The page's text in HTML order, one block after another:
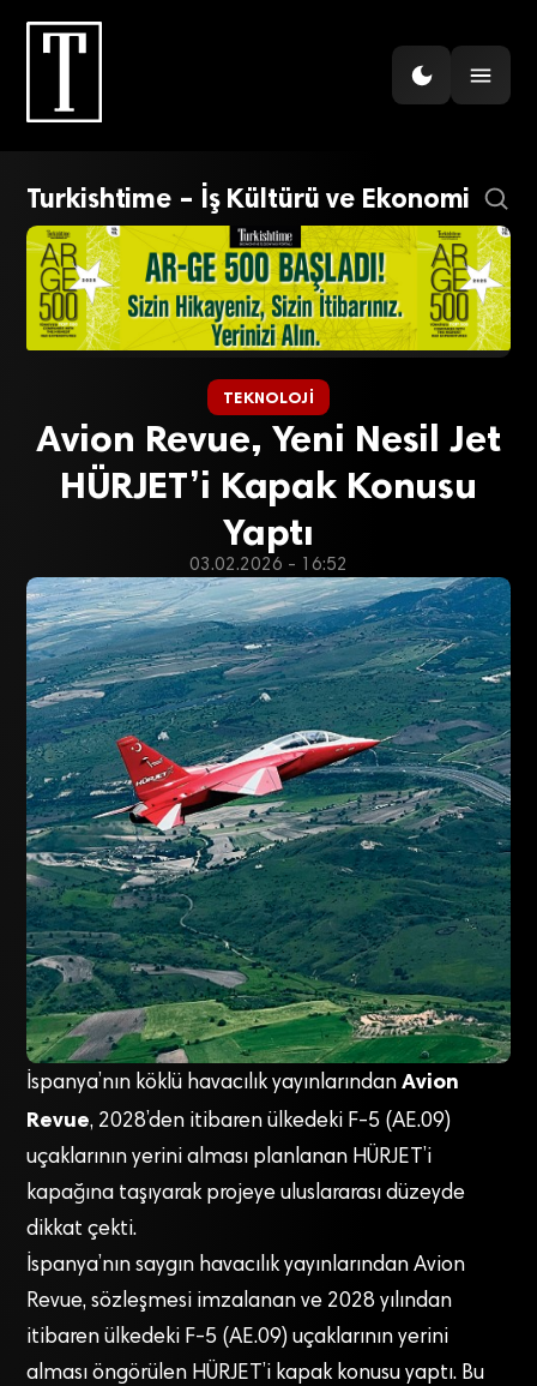
Turkishtime – İş Kültürü ve Ekonomi
TEKNOLOJI
Avion Revue, Yeni Nesil Jet
HÜRJET’i Kapak Konusu
Yaptı
03.02.2026 - 16:52
İspanya’nın köklü havacılık yayınlarındanAvion
Revue, 2028’den itibaren ülkedeki F-5 (AE.09)
uçaklarının yerini alması planlanan HÜRJET’i
kapağına taşıyarak projeye uluslararası düzeyde
dikkat çekti.
İspanya’nın saygın havacılık yayınlarından Avion
Revue, sözleşmesi imzalanan ve 2028 yılından
itibaren ülkedeki F-5 (AE.09) uçaklarının yerini
alması öngörülen HÜRJET’i kapak konusu yaptı. Bu